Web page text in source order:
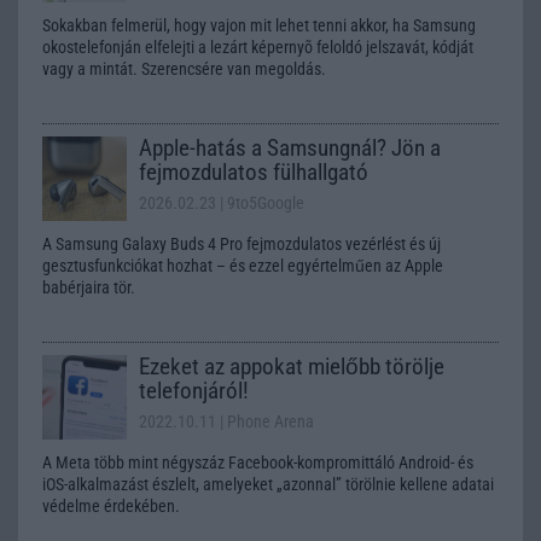
Sokakban felmerül, hogy vajon mit lehet tenni akkor, ha Samsung
okostelefonján elfelejti a lezárt képernyõ feloldó jelszavát, kódját
vagy a mintát. Szerencsére van megoldás.
Apple-hatás a Samsungnál? Jön a
fejmozdulatos fülhallgató
2026.02.23 | 9to5Google
A Samsung Galaxy Buds 4 Pro fejmozdulatos vezérlést és új
gesztusfunkciókat hozhat – és ezzel egyértelműen az Apple
babérjaira tör.
Ezeket az appokat mielőbb törölje
telefonjáról!
2022.10.11 | Phone Arena
A Meta több mint négyszáz Facebook-kompromittáló Android- és
iOS-alkalmazást észlelt, amelyeket „azonnal” törölnie kellene adatai
védelme érdekében.